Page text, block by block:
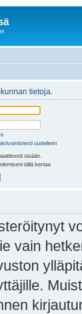
tietoja.
uudelleen
sisään.
tällä kertaa
vain